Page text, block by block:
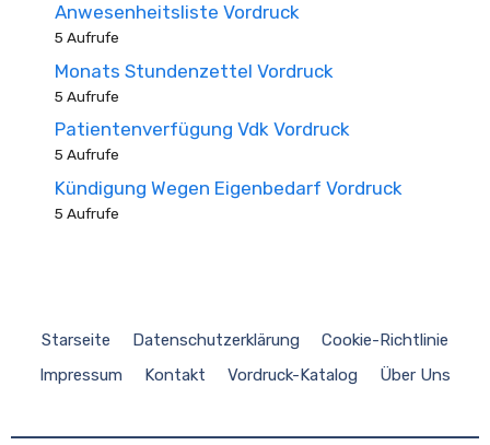
Anwesenheitsliste Vordruck
5 Aufrufe
Monats Stundenzettel Vordruck
5 Aufrufe
Patientenverfügung Vdk Vordruck
5 Aufrufe
Kündigung Wegen Eigenbedarf Vordruck
5 Aufrufe
Starseite Datenschutzerklärung
Cookie-Richtlinie
Impressum
Kontakt Vordruck-Katalog Über Uns